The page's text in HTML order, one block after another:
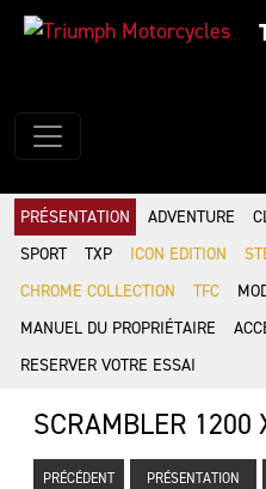
PRÉSENTATION ADVENTURE
SPORT
TXP ICON EDITION
CHROME COLLECTION
TFC
MANUEL DU PROPRIÉTAIRE
RESERVER VOTRE ESSAI
SCRAMBLER 1200
PRÉCÉDENT PRÉSENTATION